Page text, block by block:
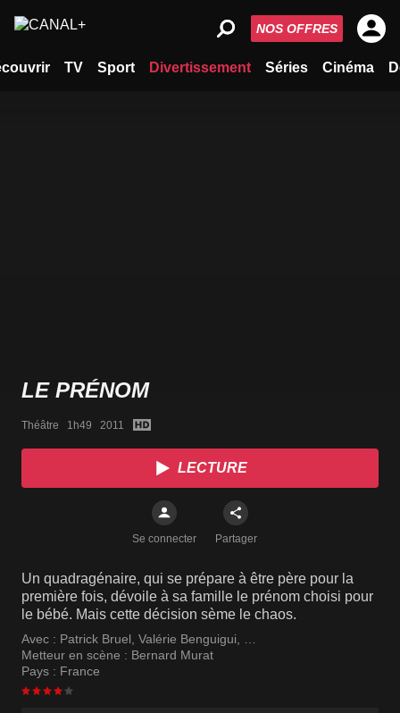
TV Sport Divertissement Séries Cinéma
NOS OFFRES
LE PRÉNOM
Théâtre   1h49   2011
LECTURE
Se connecter Partager
Un quadragénaire, qui se prépare à être père pour la
première fois, dévoile à sa famille le prénom choisi pour
le bébé. Mais cette décision sème le chaos.
Avec : Patrick Bruel Valérie Benguigui
Guillaume de Tonquédec
Metteur en scène : Bernard Murat
Pays : France